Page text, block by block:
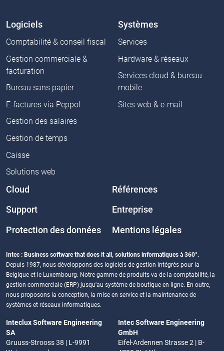
Logiciels
Comptabilité & conseil fiscal
Gestion commerciale &
facturation
Bureau sans papier
E-factures via Peppol
Gestion des salaires
Gestion de temps
Caisse
Solutions web
Systèmes
Services
Hardware & réseaux
Services cloud & bureau
mobile
Sites web & e-mail
Cloud Références
Support Entreprise
Protection des données Mentions légales
Intec : Business software that does it all, solutions informatiques à 360°.
Depuis 1987, nous développons des logiciels de gestion intégrés pour la
Belgique et le Luxembourg. Notre gamme de produits va de la comptabilité, la
gestion commerciale (ERP) jusqu'au système de boutique en ligne. En outre,
nous proposons la conception, la mise en service et la maintenance de
systèmes et réseaux informatiques.
Inteclux Software Engineering
SA
Gruuss-Strooss 38 | L-9991
Intec Software Engineering
GmbH
Eifel-Ardennen Strasse 2 | B-